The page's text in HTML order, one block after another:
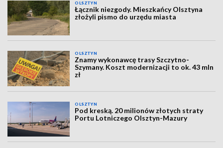
OLSZTYN
Łącznik niezgody. Mieszkańcy Olsztyna
złożyli pismo do urzędu miasta
OLSZTYN
Znamy wykonawcę trasy Szczytno-
Szymany. Koszt modernizacji to ok. 43 mln
zł
OLSZTYN
Pod kreską. 20 milionów złotych straty
Portu Lotniczego Olsztyn-Mazury